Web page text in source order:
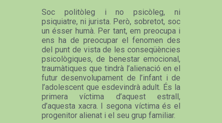
Soc politòleg i no psicòleg, ni
psiquiatre, ni jurista. Però, sobretot, soc
un ésser humà. Per tant, em preocupa i
ens ha de preocupar el fenomen des
del punt de vista de les conseqüències
psicològiques, de benestar emocional,
traumàtiques que tindrà l’alienació en el
futur desenvolupament de l’infant i de
l’adolescent que esdevindrà adult. És la
primera víctima d’aquest estrall,
d’aquesta xacra. I segona víctima és el
progenitor alienat i el seu grup familiar.